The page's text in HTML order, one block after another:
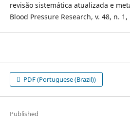
revisão sistemática atualizada e
Blood Pressure Research, v. 48, n. 1,
PDF (Portuguese (Brazil))
Published